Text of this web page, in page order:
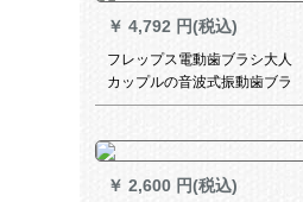
￥ 4,792 円(税込)
フレップス電動歯ブラシ大人
カップルの音波式振動歯ブラ
シ健康ケア歯茎（歯ブラシケ
本付
￥ 2,600 円(税込)